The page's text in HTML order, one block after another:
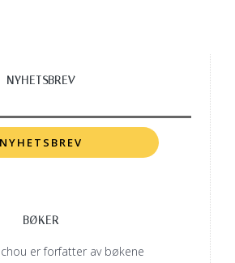
NYHETSBREV
BØKER
er forfatter av bøkene